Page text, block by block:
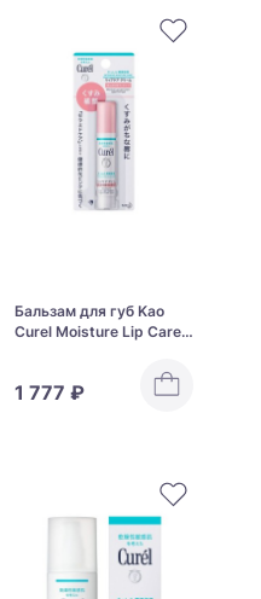
Бальзам для губ Kao
Curel Moisture Lip Care
1 777 ₽